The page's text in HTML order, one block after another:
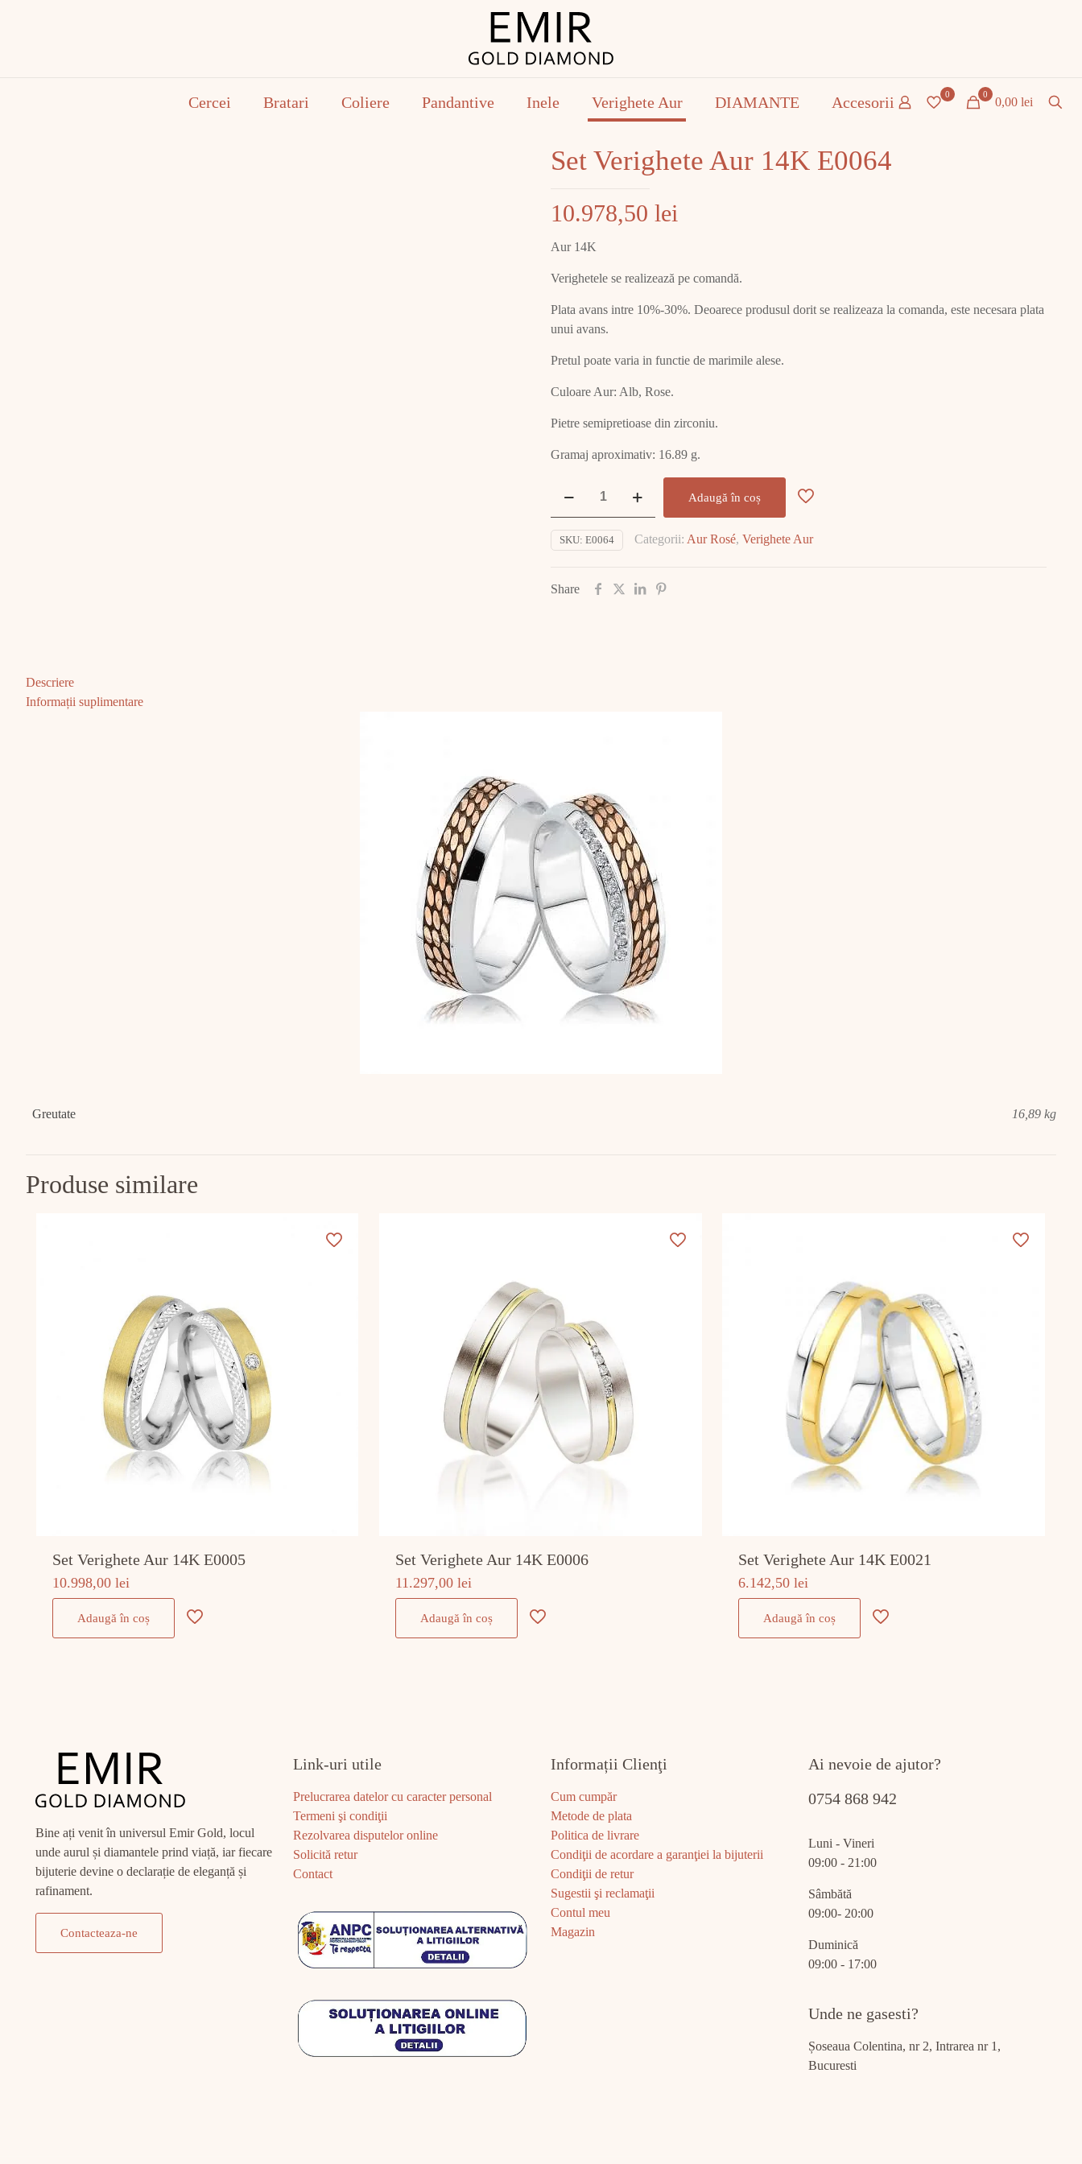
Cercei Bratari Coliere Pandantive Inele Verighete Aur DIAMANTE Accesorii 0 0
0,00 lei
Set Verighete Aur 14K E0064
10.978,50 lei
Aur 14K
Verighetele se realizează pe comandă.
Plata avans intre 10%-30%. Deoarece produsul dorit se realizeaza la comanda, este necesara plata
unui avans.
Pretul poate varia in functie de marimile alese.
Culoare Aur: Alb, Rose.
Pietre semipretioase din zirconiu.
Gramaj aproximativ: 16.89 g.
Aur
E0064
Adaugă în coș
SKU: E0064 Categorii: Aur Rosé, Verighete Aur
Share
Descriere
Informații suplimentare
Greutate 16,89 kg
Produse similare
Set Verighete Aur 14K E0005
10.998,00 lei
Adaugă în coș
Set Verighete Aur 14K E0006
11.297,00lei
Adaugă în coș
Set Verighete Aur 14K E0021
6.142,50lei
Adaugă în coș
Bine ați venit în universul Emir Gold, locul
unde aurul și diamantele prind viață, iar fiecare
bijuterie devine o declarație de eleganță și
rafinament.
Contacteaza-ne
Link-uri utile
Prelucrarea datelor cu caracter personal
Termeni şi condiţii
Rezolvarea disputelor online
Solicită retur
Contact
Informații Clienţi
Cum cumpăr
Metode de plata
Politica de livrare
Condiţii de acordare a garanţiei la bijuterii
Condiţii de retur
Sugestii şi reclamaţii
Contul meu
Magazin
Ai nevoie de ajutor?
0754 868 942
Luni - Vineri
09:00 - 21:00
Sâmbătă
09:00- 20:00
Duminică
09:00 - 17:00
Unde ne gasesti?
Șoseaua Colentina, nr 2, Intrarea nr 1,
Bucuresti